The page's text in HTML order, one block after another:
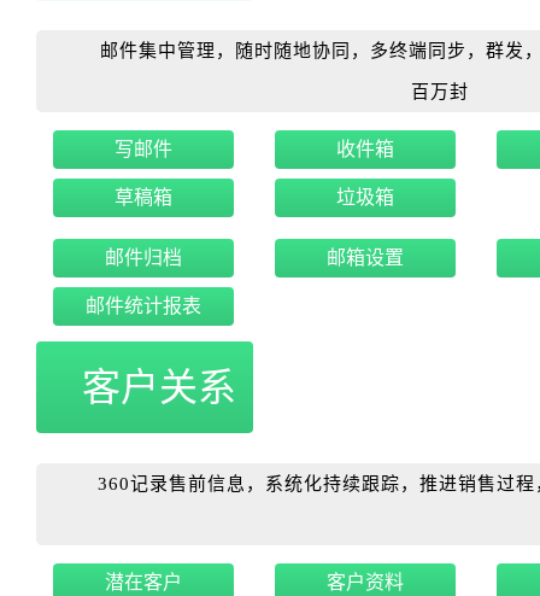
邮件集中管理，随时随地协同，多终端同步，群发，
百万封
写邮件 收件箱
草稿箱 垃圾箱
邮件归档 邮箱设置
邮件统计报表
客户关系
360记录售前信息，系统化持续跟踪，推进销售过程
潜在客户 客户资料